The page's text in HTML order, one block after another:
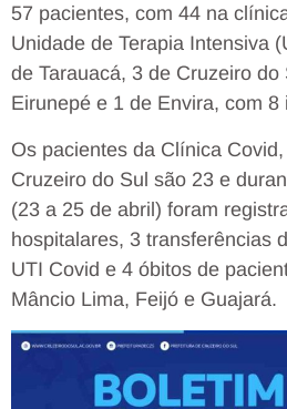
57 pacientes, com 44 na
Unidade de Terapia Intensiva
de Tarauacá, 3 de Cruzeiro
Eirunepé e 1 de Envira, com 8
Os pacientes da Clínica
Cruzeiro do Sul são 23 e
(23 a 25 de abril) foram
hospitalares, 3 transferências
UTI Covid e 4 óbitos de
Mâncio Lima, Feijó e Guajará.